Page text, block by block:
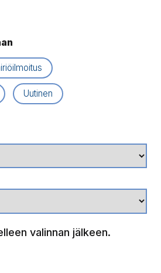
Uutinen
valinnan jälkeen.